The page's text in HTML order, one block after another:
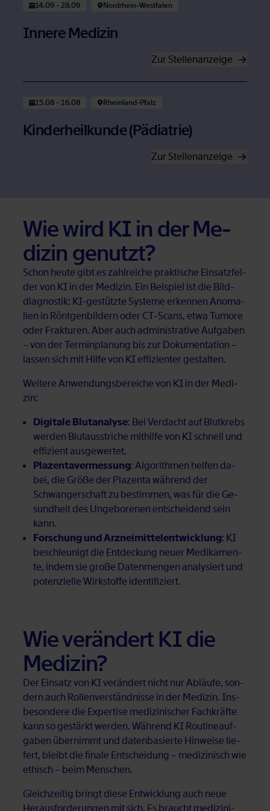
14.09 - 28.09 Nord­rhein-West­fa­len
In­ne­re Me­di­zin
Zur Stel­len­an­zei­ge
Öffnet in neuem Tab
15.08 - 16.08 Rhein­land-Pfalz
Kin­der­heil­kun­de (Päd­ia­trie)
Zur Stel­len­an­zei­ge
Öffnet in neuem Tab
Wie wird KI in der Me­
di­zin ge­nutzt?
Schon heu­te gibt es zahl­rei­che prak­ti­sche Ein­satz­fel­
der von KI in der Me­di­zin. Ein Bei­spiel ist die Bild­
dia­gnos­tik: KI-ge­stütz­te Sys­te­me er­ken­nen Ano­ma­
li­en in Rönt­gen­bil­dern oder CT-Scans, etwa Tu­mo­re
oder Frak­tu­ren. Aber auch ad­mi­nis­tra­ti­ve Auf­ga­ben
– von der Ter­min­pla­nung bis zur Do­ku­men­ta­ti­on –
las­sen sich mit Hil­fe von KI ef­fi­zi­en­ter ge­stal­ten.
Wei­te­re An­wen­dungs­be­rei­che von KI in der Me­di­
zin:
Digitale Blutanalyse: Bei Ver­dacht auf Blut­krebs
wer­den Blut­aus­stri­che mit­hil­fe von KI schnell und
ef­fi­zi­ent aus­ge­wer­tet.
Plazentavermessung: Al­go­rith­men hel­fen da­
bei, die Grö­ße der Pla­zen­ta wäh­rend der
Schwan­ger­schaft zu be­stim­men, was für die Ge­
sund­heit des Un­ge­bo­re­nen ent­schei­dend sein
kann.
Forschung und Arzneimittelentwicklung: KI
be­schleu­nigt die Ent­de­ckung neu­er Me­di­ka­men­
te, in­dem sie gro­ße Da­ten­men­gen ana­ly­siert und
po­ten­zi­el­le Wirk­stof­fe iden­ti­fi­ziert.
Wie ver­än­dert KI die
Me­di­zin?
Der Ein­satz von KI ver­än­dert nicht nur Ab­läu­fe, son­
dern auch Rol­len­ver­ständ­nis­se in der Me­di­zin. Ins­
be­son­de­re die Ex­per­ti­se me­di­zi­ni­scher Fach­kräf­te
kann so ge­stärkt wer­den. Wäh­rend KI Rou­ti­ne­auf­
ga­ben über­nimmt und da­ten­ba­sier­te Hin­wei­se lie­
fert, bleibt die fi­na­le Ent­schei­dung – me­di­zi­nisch wie
ethisch – beim Men­schen.
Gleich­zei­tig bringt die­se Ent­wick­lung auch neue
Her­aus­for­de­run­gen mit sich. Es braucht me­di­zi­ni­